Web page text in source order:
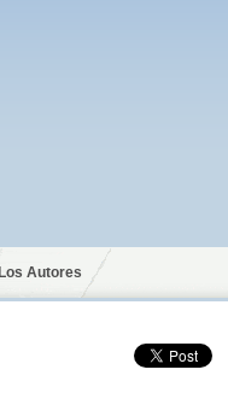
Los Autores